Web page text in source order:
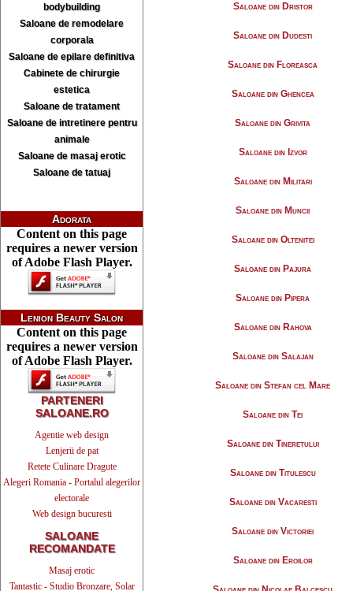
bodybuilding
Saloane de remodelare
corporala
Saloane de epilare definitiva
Cabinete de chirurgie
estetica
Saloane de tratament
Saloane de intretinere pentru
animale
Saloane de masaj erotic
Saloane de tatuaj
Adorata
Content on this page
requires a newer version
of Adobe Flash Player.
Lenion Beauty Salon
Content on this page
requires a newer version
of Adobe Flash Player.
PARTENERI
SALOANE.RO
Agentie web design
Lenjerii de pat
Retete Culinare Dragute
Alegeri Romania - Portalul alegerilor
electorale
Web design bucuresti
SALOANE
RECOMANDATE
Masaj erotic
Tantastic - Studio Bronzare, Solar
Saloane din Dristor
Saloane din Dudesti
Saloane din Floreasca
Saloane din Ghencea
Saloane din Grivita
Saloane din Izvor
Saloane din Militari
Saloane din Muncii
Saloane din Oltenitei
Saloane din Pajura
Saloane din Pipera
Saloane din Rahova
Saloane din Salajan
Saloane din Stefan cel Mare
Saloane din Tei
Saloane din Tineretului
Saloane din Titulescu
Saloane din Vacaresti
Saloane din Victoriei
Saloane din Eroilor